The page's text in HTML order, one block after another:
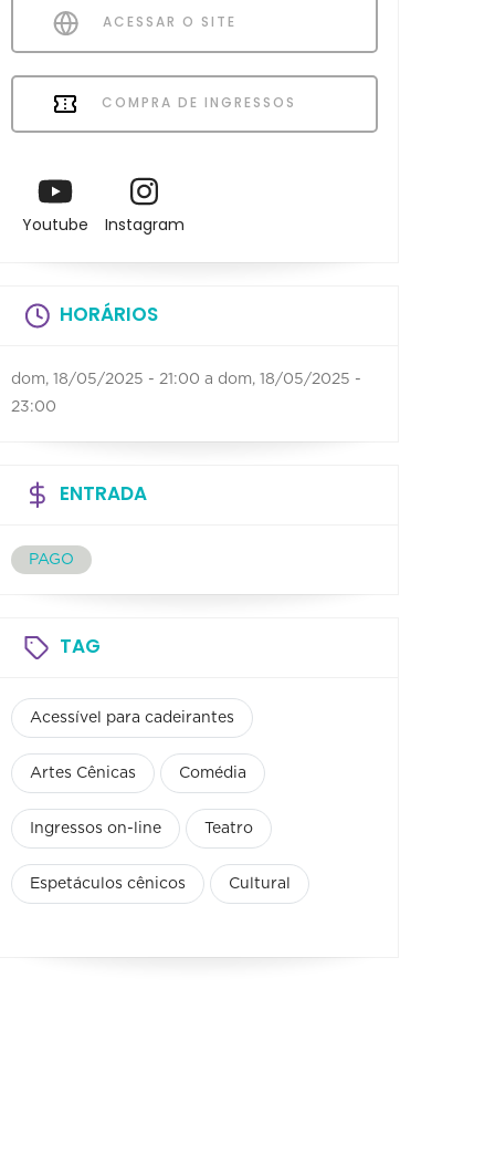
ACESSAR O SITE
COMPRA DE INGRESSOS
Youtube Instagram
HORÁRIOS
dom, 18/05/2025 - 21:00 a dom, 18/05/2025 -
23:00
ENTRADA
PAGO
TAG
Acessível para cadeirantes
Artes Cênicas Comédia
Ingressos on-line Teatro
Espetáculos cênicos Cultural